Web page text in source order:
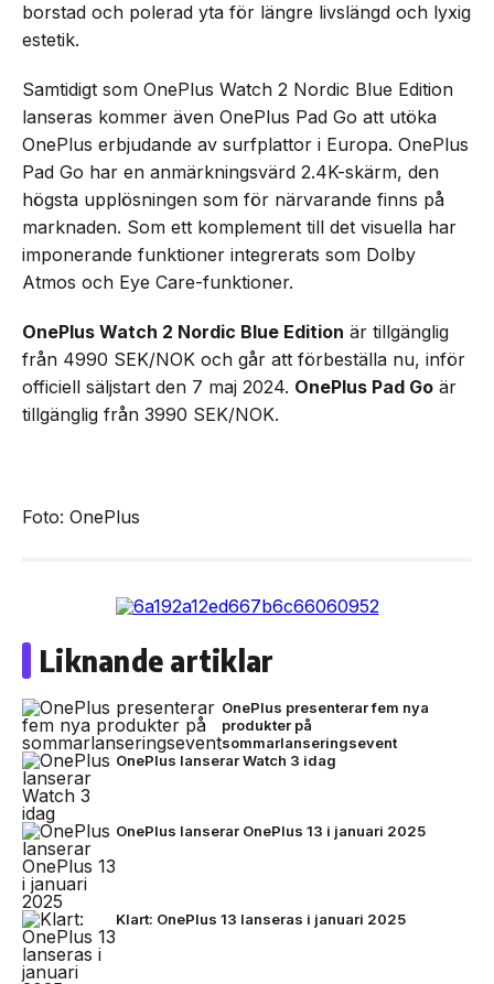
borstad och polerad yta för längre livslängd och lyxig
estetik.
Samtidigt som OnePlus Watch 2 Nordic Blue Edition
lanseras kommer även OnePlus Pad Go att utöka
OnePlus erbjudande av surfplattor i Europa. OnePlus
Pad Go har en anmärkningsvärd 2.4K-skärm, den
högsta upplösningen som för närvarande finns på
marknaden. Som ett komplement till det visuella har
imponerande funktioner integrerats som Dolby
Atmos och Eye Care-funktioner.
OnePlus Watch 2 Nordic Blue Edition är tillgänglig
från 4990 SEK/NOK och går att förbeställa nu, inför
officiell säljstart den 7 maj 2024. OnePlus Pad Go är
tillgänglig från 3990 SEK/NOK.
Foto: OnePlus
Liknande artiklar
OnePlus presenterar fem nya
produkter på
sommarlanseringsevent
OnePlus lanserar Watch 3 idag
OnePlus lanserar OnePlus 13 i januari 2025
Klart: OnePlus 13 lanseras i januari 2025